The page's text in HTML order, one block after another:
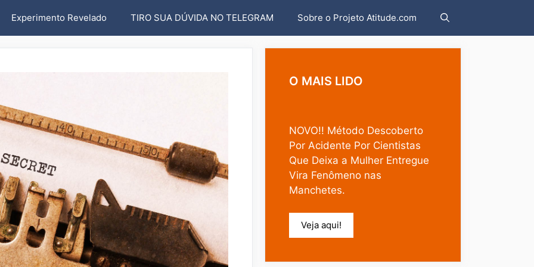
Experimento Revelado TIRO SUA DÚVIDA NO TELEGRAM Sobre o Projeto Atitude.com
O MAIS LIDO
NOVO!! Método Descoberto
Por Acidente Por Cientistas
Que Deixa a Mulher Entregue
Vira Fenômeno nas
Manchetes.
Veja aqui!